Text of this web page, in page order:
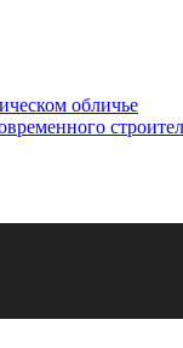
обличье